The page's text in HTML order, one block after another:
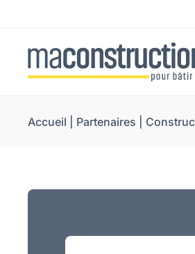
Accueil Partenaires